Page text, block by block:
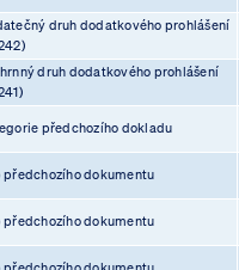
druh dodatkového prohlášení
druh dodatkového prohlášení
předchozího dokladu
předchozího dokumentu
předchozího dokumentu